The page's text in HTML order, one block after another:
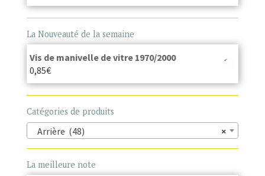
La Nouveauté de la semaine
Vis de manivelle de vitre 1970/2000
0,85€
Catégories de produits
×
Arrière (48)
La meilleure note